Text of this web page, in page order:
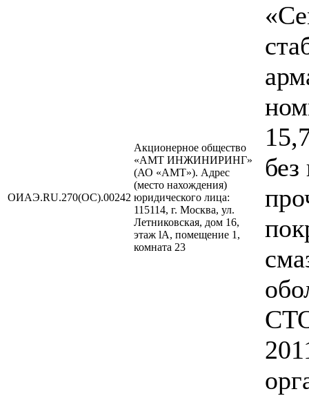
ОИАЭ.RU.270(ОС).00242
Акционерное общество
«АМТ ИНЖИНИРИНГ»
(АО «АМТ»). Адрес
(место нахождения)
юридического лица:
115114, г. Москва, ул.
Летниковская, дом 16,
этаж lA, помещение 1,
комната 23